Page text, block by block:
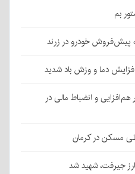
بم
دما و وزش باد شدید
و انضباط مالی در
جیرفت، شهید شد